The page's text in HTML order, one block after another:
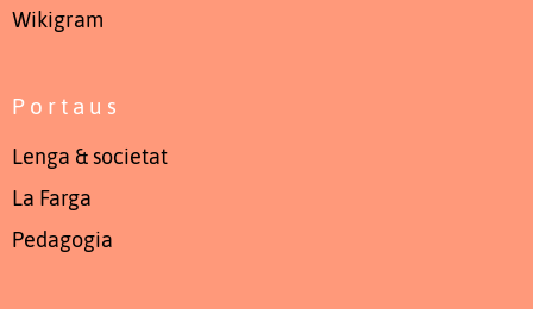
Wikigram
Portaus
Lenga & societat
La Farga
Pedagogia